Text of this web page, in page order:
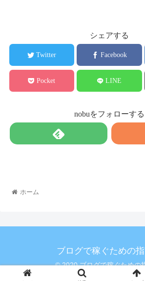
シェアする
Twitter Facebook
Pocket LINE
nobuをフォローする
ホーム
ブログで稼ぐための
© 2020 ブログで稼ぐための